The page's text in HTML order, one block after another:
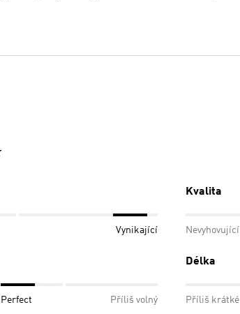
Vynikající
Kvalita
Nevyhovující
Perfect Příliš volný
Délka
Příliš krátké